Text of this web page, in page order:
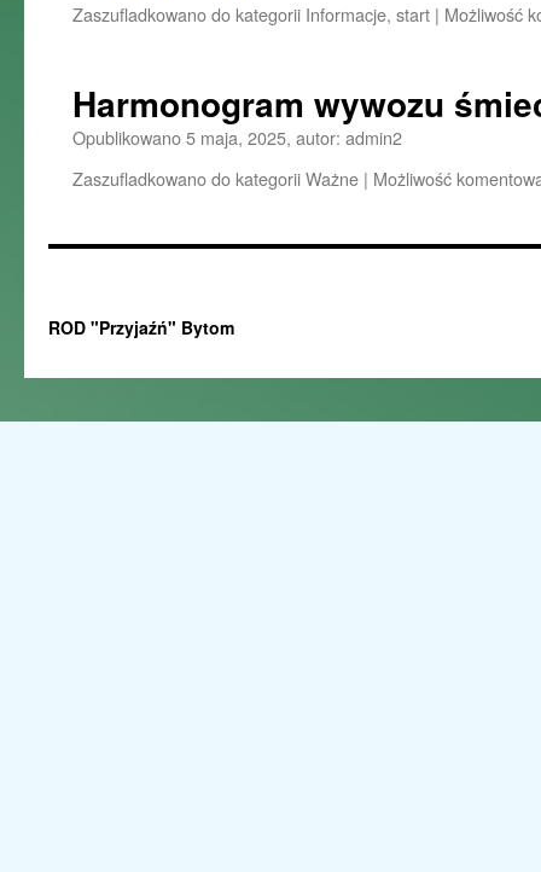
Zaszufladkowano do kategorii Informacje, start | Możliwość
Harmonogram wywozu
Opublikowano5 maja, 2025, autor: admin2
Zaszufladkowano do kategoriiWażne | Możliwość
ROD "Przyjaźń" Bytom